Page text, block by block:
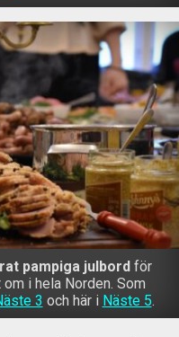
pampiga julbord för
i hela Norden. Som
3 och här i Näste 5